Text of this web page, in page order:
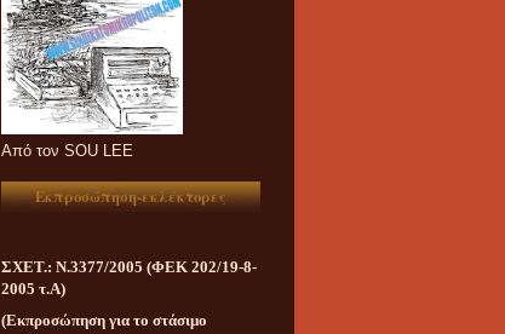
Aπό τον SOU LEE
Εκπροσώπηση-εκλέκτορες
ΣΧΕΤ.: Ν.3377/2005 (ΦΕΚ 202/19-8-
2005 τ.Α)
(Εκπροσώπηση για το στάσιμο